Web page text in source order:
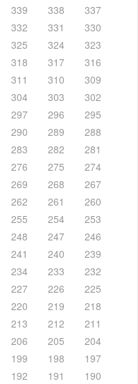
339 338
337
332 331
330
325 324
323
318 317
316
311 310
309
304 303
302
297 296
295
290 289
288
283 282
281
276 275
274
269 268
267
262 261
260
255 254
253
248 247
246
241 240
239
234 233
232
227 226
225
220 219
218
213 212
211
206 205
204
199 198
197
192 191
190